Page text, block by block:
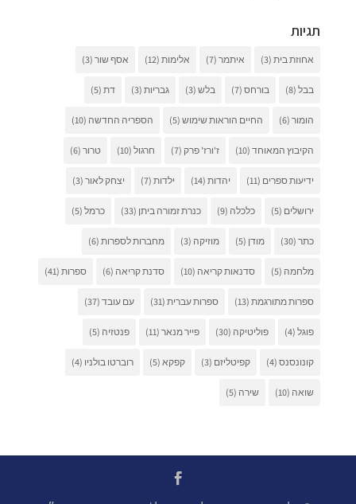
תגיות
אחוזת בית(3) איתמר(7) אלימות(12) אסף שור(3)
בבל(8) בורחס(7) בלש(3) גבריות(3) דת(5)
הומור(6) החיים הוראות שימוש(5) הספריה החדשה (10)
הקיבוץ המאוחד(10) ז'ורז' פרק(7) חרגול(10) טרור(6)
ידיעות ספרים (11) יהדות(14) ילדות(7) יצחק לאור(3)
ירושלים (5) כלכלה (9) כנרת זמורה ביתן (33) כרמל(5)
כתר(30) מודן (5) מוזיקה (3) מחברות לספרות(6)
מלחמה (5) סדנאות קריאה (10) סדנת קריאה (6) ספרות(41)
ספרות מתורגמת(13) ספרות עברית(31) עם עובד(37)
פוגל(4) פוליטיקה (30) פייר מנאר(11) פנטזיה (5)
קונונסנס(4) קפיטליזם (3) קפקא(5) רוברטו בולניו (4)
שואה (10) שירה (5)